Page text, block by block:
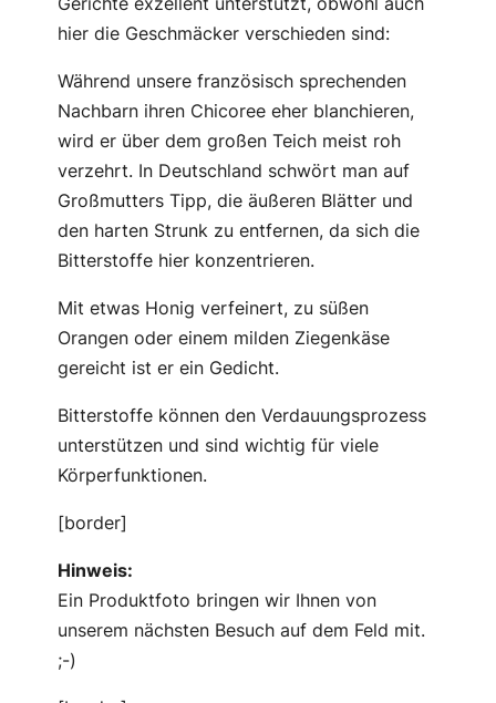
hier die Geschmäcker verschieden sind:
Während unsere französisch sprechenden
Nachbarn ihren Chicoree eher blanchieren,
wird er über dem großen Teich meist roh
verzehrt. In Deutschland schwört man auf
Großmutters Tipp, die äußeren Blätter und
den harten Strunk zu entfernen, da sich die
Bitterstoffe hier konzentrieren.
Mit etwas Honig verfeinert, zu süßen
Orangen oder einem milden Ziegenkäse
gereicht ist er ein Gedicht.
Bitterstoffe können den Verdauungsprozess
unterstützen und sind wichtig für viele
Körperfunktionen.
[border]
Hinweis:
Ein Produktfoto bringen wir Ihnen von
unserem nächsten Besuch auf dem Feld mit.
;-)